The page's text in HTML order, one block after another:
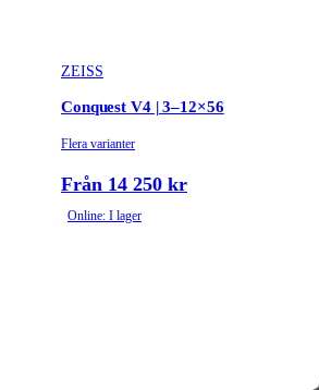
ZEISS
Conquest V4 | 3–12×56
Flera varianter
Från 14 250 kr
Online: I lager